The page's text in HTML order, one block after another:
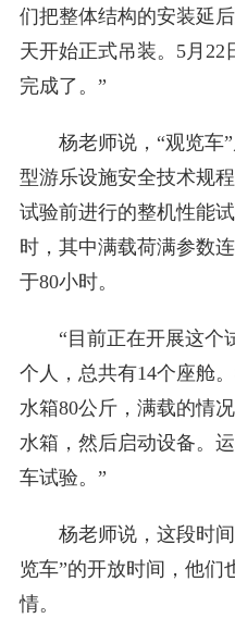
们把整体结构的安装延
天开始正式吊装。5月22
完成了。”
杨老师说，“观览车
型游乐设施安全技术规
试验前进行的整机性能
时，其中满载荷满参数
于80小时。
“目前正在开展这个
个人，总共有14个座舱
水箱80公斤，满载的情
水箱，然后启动设备。
车试验。”
杨老师说，这段时
览车”的开放时间，他们
情。